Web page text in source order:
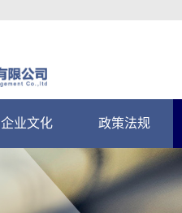
企业文化 政策法规